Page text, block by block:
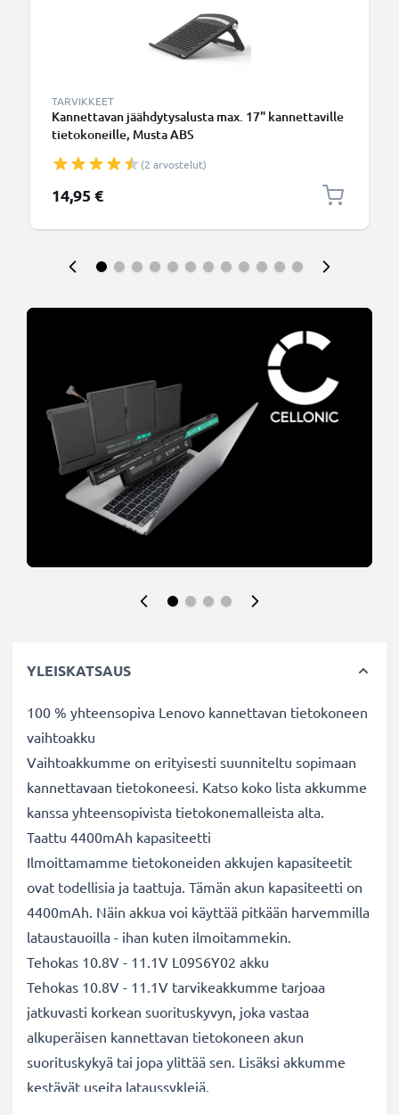
TARVIKKEET
Kannettavan jäähdytysalusta max. 17" kannettaville
tietokoneille, Musta ABS
(2 arvostelut)
14,95 €
YLEISKATSAUS
100 % yhteensopiva Lenovo kannettavan tietokoneen
vaihtoakku
Vaihtoakkumme on erityisesti suunniteltu sopimaan
kannettavaan tietokoneesi. Katso koko lista akkumme
kanssa yhteensopivista tietokonemalleista alta.
Taattu 4400mAh kapasiteetti
Ilmoittamamme tietokoneiden akkujen kapasiteetit
ovat todellisia ja taattuja. Tämän akun kapasiteetti on
4400mAh. Näin akkua voi käyttää pitkään harvemmilla
lataustauoilla - ihan kuten ilmoitammekin.
Tehokas 10.8V - 11.1V L09S6Y02 akku
Tehokas 10.8V - 11.1V tarvikeakkumme tarjoaa
jatkuvasti korkean suorituskyvyn, joka vastaa
alkuperäisen kannettavan tietokoneen akun
suorituskykyä tai jopa ylittää sen. Lisäksi akkumme
kestävät useita lataussyklejä.